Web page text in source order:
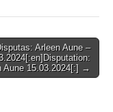
Arleen Aune –
Aune 15.03.2024[:] →